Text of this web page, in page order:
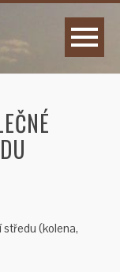
středu (kolena,